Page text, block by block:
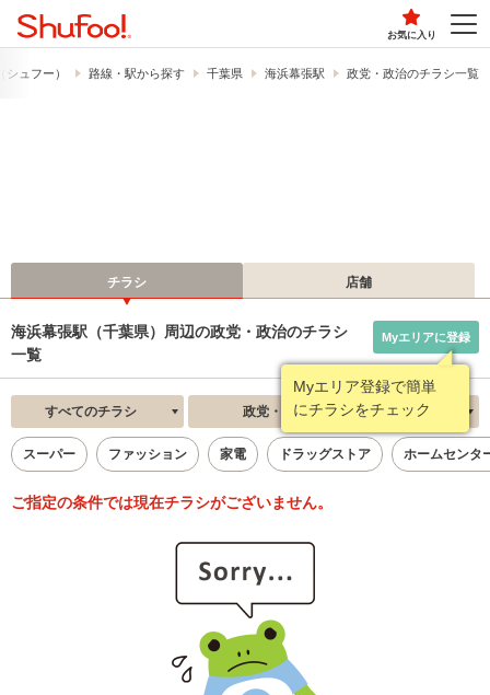
お気に入り
ュフー） 路線・駅から探す 千葉県 海浜幕張駅 政党・政治のチラシ一覧
チラシ 店舗
海浜幕張駅（千葉県）周辺の政党・政治のチラシ
一覧
Myエリア登録で簡単
にチラシをチェック
Myエリアに登録
すべてのチラシ 政党・政治 新着順
スーパー ファッション 家電 ドラッグストア ホームセンタ
ご指定の条件では現在チラシがございません。